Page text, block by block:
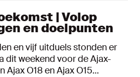
| Volop
en doelpunten
en vijf uitduels stonden er
dit weekend voor de Ajax-
Ajax O18 en Ajax O15